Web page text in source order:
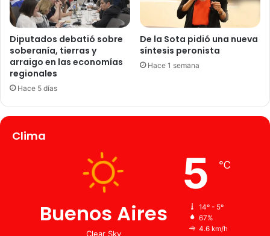
Diputados debatió sobre
soberanía, tierras y
arraigo en las economías
regionales
Hace 5 días
De la Sota pidió una nueva
síntesis peronista
Hace 1 semana
Clima
Buenos Aires
Clear Sky
5 ℃
14º - 5º
67%
4.6 km/h